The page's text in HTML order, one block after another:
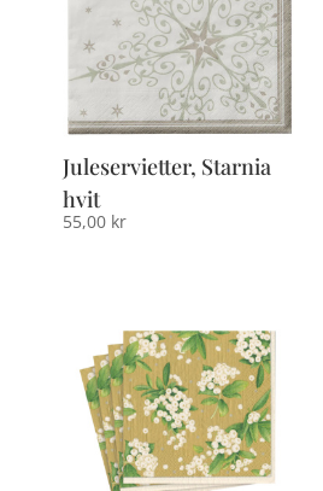
Juleservietter, Starnia
hvit
55,00 kr